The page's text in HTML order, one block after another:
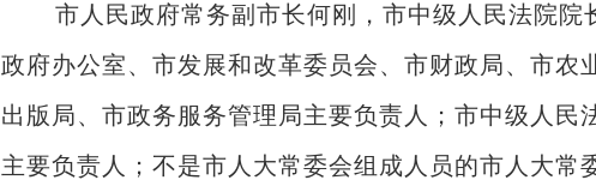
市人民政府常务副市长何刚，市中级人民法院
政府办公室、市发展和改革委员会、市财政局、市农
出版局、市政务服务管理局主要负责人；市中级人
主要负责人；不是市人大常委会组成人员的市人大